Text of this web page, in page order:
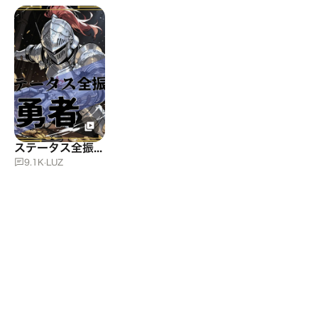
ステータス全振り勇者
9.1K·LUZ